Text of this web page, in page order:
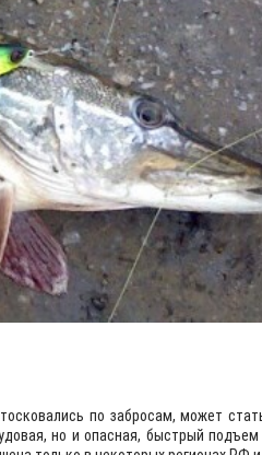
по забросам, может
но и опасная, быстрый